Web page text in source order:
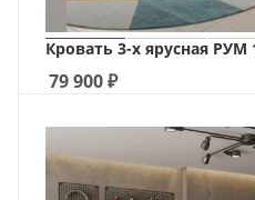
Кровать 3-х ярусная
79 900₽